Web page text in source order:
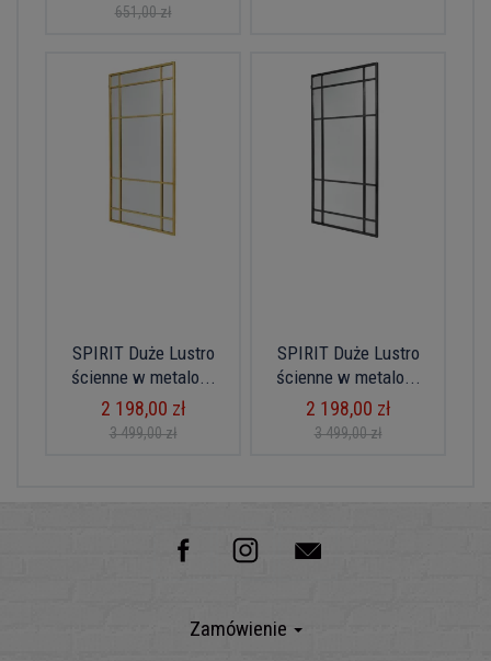
651,00 zł
SPIRIT Duże Lustro
ścienne w metalo...
2 198,00 zł
3 499,00 zł
SPIRIT Duże Lustro
ścienne w metalo...
2 198,00 zł
3 499,00 zł
Zamówienie